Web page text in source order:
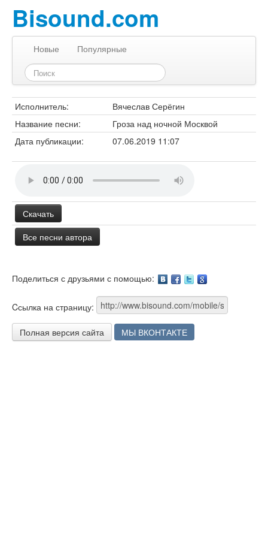
Bisound.com
Новые Популярные
Исполнитель:
Вячеслав Серёгин
Название песни:
Гроза над ночной Москвой
Дата публикации:
07.06.2019 11:07
Скачать
Все песни автора
Поделиться с друзьями с помощью:
Cсылка на страницу:
Полная версия сайта МЫ ВКОНТАКТЕ